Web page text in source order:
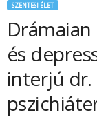
SZENTESI ÉLET
és
interjú dr.